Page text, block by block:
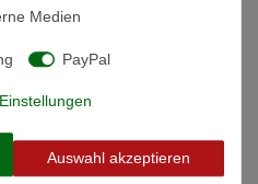
Blattstahl schneiden
Ob Baumschnitt,
Medien
PayPal
Auswahl akzeptieren